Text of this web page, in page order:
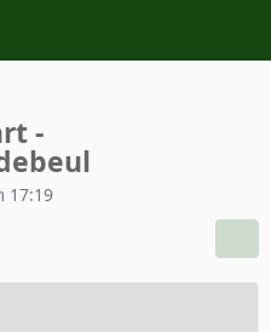
-
17:19